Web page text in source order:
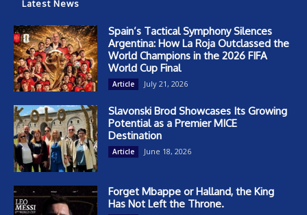
Latest News
Spain’s Tactical Symphony Silences
Argentina: How La Roja Outclassed the
World Champions in the 2026 FIFA
World Cup Final
Article July 21, 2026
Slavonski Brod Showcases Its Growing
Potential as a Premier MICE
Destination
Article June 18, 2026
Forget Mbappe or Halland, the King
Has Not Left the Throne.